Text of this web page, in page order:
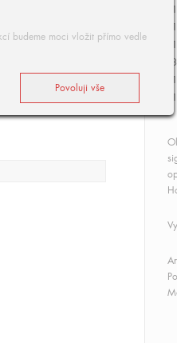
budeme moci vložit přímo vedle